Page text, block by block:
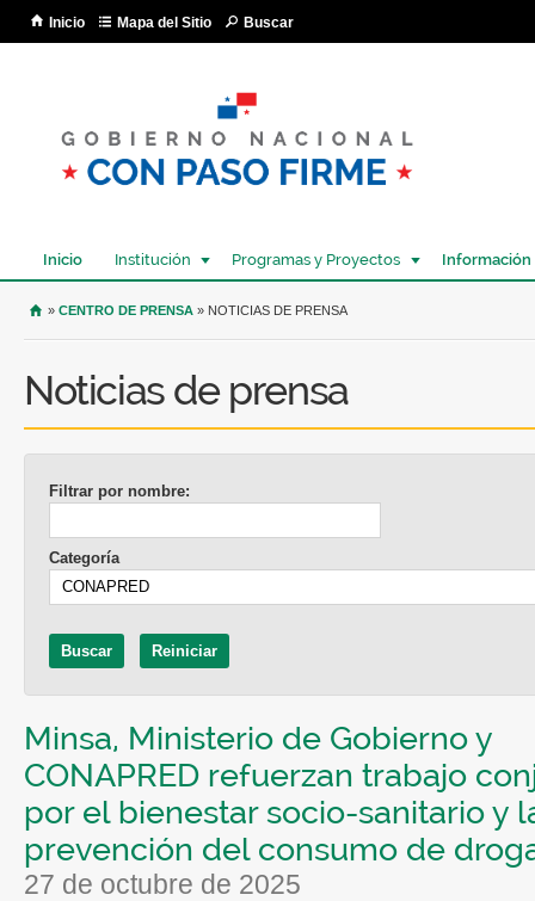
Inicio Mapa del Sitio Buscar
Inicio Institución Programas y Proyectos Información
USTED SE ENCUENTRA AQUÍ
» CENTRO DE PRENSA » NOTICIAS DE PRENSA
Noticias de prensa
Filtrar por nombre:
Categoría
Minsa, Ministerio de Gobierno y
CONAPRED refuerzan trabajo
por el bienestar socio-sanitario y
prevención del consumo de
27 de octubre de 2025